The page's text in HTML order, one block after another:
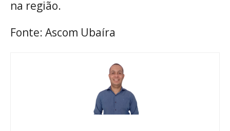
na região.
Fonte: Ascom Ubaíra